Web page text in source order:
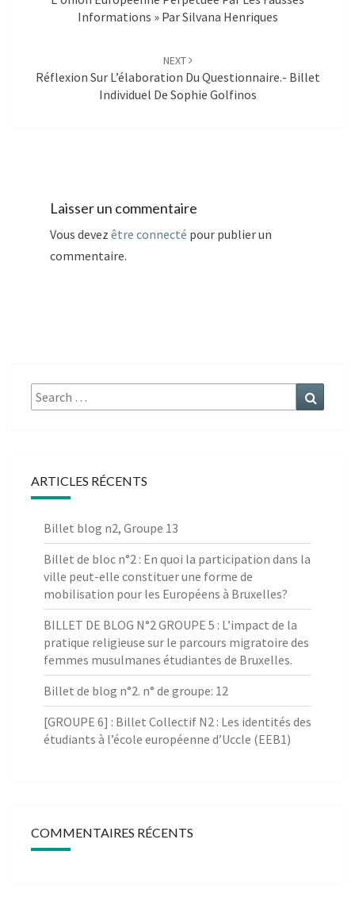
Informations » Par Silvana Henriques
NEXT
Réflexion Sur L’élaboration Du Questionnaire.- Billet
Individuel De Sophie Golfinos
Laisser un commentaire
Vous devez être connecté pour publier un
commentaire.
Search
for:
ARTICLES RÉCENTS
Billet blog n2, Groupe 13
Billet de bloc n°2 : En quoi la participation dans la
ville peut-elle constituer une forme de
mobilisation pour les Européens à Bruxelles?
BILLET DE BLOG N°2 GROUPE 5 : L’impact de la
pratique religieuse sur le parcours migratoire des
femmes musulmanes étudiantes de Bruxelles.
Billet de blog n°2. n° de groupe: 12
[GROUPE 6] : Billet Collectif N2 : Les identités des
étudiants à l’école européenne d’Uccle (EEB1)
COMMENTAIRES RÉCENTS